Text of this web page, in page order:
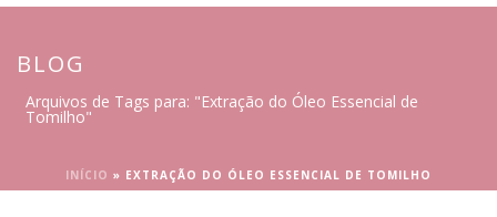
BLOG
Arquivos de Tags para: "Extração do Óleo Essencial de
Tomilho"
INÍCIO » EXTRAÇÃO DO ÓLEO ESSENCIAL DE TOMILHO